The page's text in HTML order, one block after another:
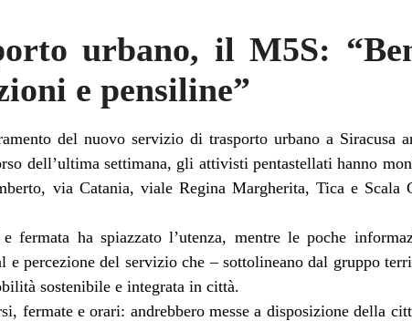
urbano, il M5S:
e pensiline”
del nuovo servizio di trasporto urbano a Siracusa
dell’ultima settimana, gli attivisti pentastellati hanno
via Catania, viale Regina Margherita, Tica e Scala
fermata ha spiazzato l’utenza, mentre le poche
e percezione del servizio che – sottolineano dal gruppo
sostenibile e integrata in città.
fermate e orari: andrebbero messe a disposizione della